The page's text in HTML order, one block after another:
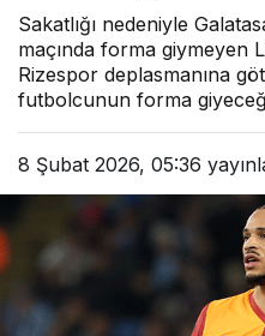
Sakatlığı nedeniyle
maçında forma giymeyen
Rizespor deplasmanına
futbolcunun forma
8 Şubat 2026, 05:36